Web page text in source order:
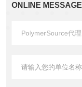
ONLINE MESSAGE